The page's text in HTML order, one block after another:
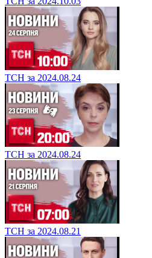
ТСН за 2024.08.24
ТСН за 2024.08.24
ТСН за 2024.08.21